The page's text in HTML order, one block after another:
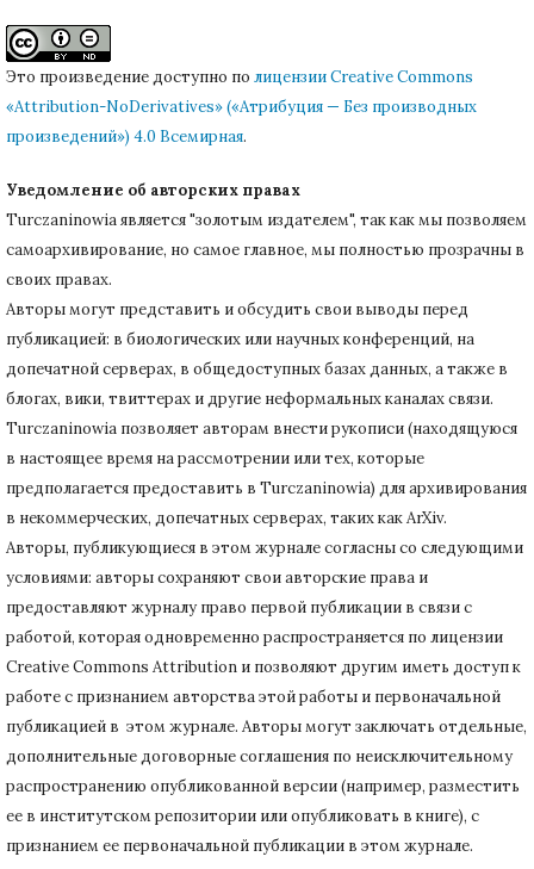
Это произведение доступно по лицензии Creative Commons
«Attribution-NoDerivatives» («Атрибуция — Без производных
произведений») 4.0 Всемирная.
Уведомление об авторских правах
Turczaninowiа является "золотым издателем", так как мы позволяем
самоархивирование, но самое главное, мы полностью прозрачны в
своих правах.
Авторы могут представить и обсудить свои выводы перед
публикацией: в биологических или научных конференций, на
допечатной серверах, в общедоступных базах данных, а также в
блогах, вики, твиттерах и другие неформальных каналах связи.
Turczaninowiа позволяет авторам внести рукописи (находящуюся
в настоящее время на рассмотрении или тех, которые
предполагается предоставить в Turczaninowia) для архивирования
в некоммерческих, допечатных серверах, таких как ArXiv.
Авторы, публикующиеся в этом журнале согласны со следующими
условиями: авторы сохраняют свои авторские права и
предоставляют журналу право первой публикации в связи с
работой, которая одновременно распространяется по лицензии
Creative Commons Attribution и позволяют другим иметь доступ к
работе с признанием авторства этой работы и первоначальной
публикацией в этом журнале. Авторы могут заключать отдельные,
дополнительные договорные соглашения по неисключительному
распространению опубликованной версии (например, разместить
ее в институтском репозитории или опубликовать в книге), с
признанием ее первоначальной публикации в этом журнале.